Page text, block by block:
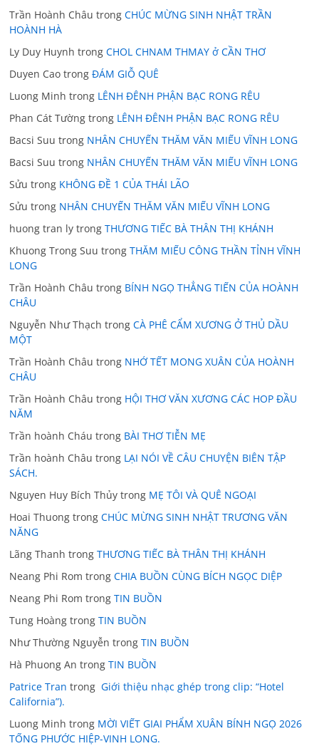
Trần Hoành Châu trongCHÚC MỪNG SINH NHẬT TRẦN
HOÀNH HÀ
Ly Duy Huynh trongCHOL CHNAM THMAY ở CẦN THƠ
Duyen Cao trongĐÁM GIỖ QUÊ
Luong Minh trong LÊNH ĐÊNH PHẬN BẠC RONG RÊU
Phan Cát Tường trong LÊNH ĐÊNH PHẬN BẠC RONG RÊU
Bacsi Suu trong NHÂN CHUYẾN THĂM VĂN MIẾU VĨNH LONG
Bacsi Suu trong NHÂN CHUYẾN THĂM VĂN MIẾU VĨNH LONG
Sửu trong KHÔNG ĐỀ 1 CỦA THÁI LÃO
Sửu trong NHÂN CHUYẾN THĂM VĂN MIẾU VĨNH LONG
huong tran ly trongTHƯƠNG TIẾC BÀ THÂN THỊ KHÁNH
Khuong Trong Suu trongTHĂM MIẾU CÔNG THẦN TỈNH VĨNH
LONG
Trần Hoành Châu trong BÍNH NGỌ THẲNG TIẾN CỦA HOÀNH
CHÂU
Nguyễn Như Thạch trongCÀ PHÊ CẨM XƯƠNG Ở THỦ DẦU
MỘT
Trần Hoành Châu trong NHỚ TẾT MONG XUÂN CỦA HOÀNH
CHÂU
Trần Hoành Châu trong HỘI THƠ VĂN XƯƠNG CÁC HOP ĐẦU
NĂM
Trần hoành Cháu trong BÀI THƠ TIỄN MẸ
Trần hoành Châu trong LẠI NÓI VỀ CÂU CHUYỆN BIÊN TẬP
SÁCH.
Nguyen Huy Bích Thủy trong MẸ TÔI VÀ QUÊ NGOẠI
Hoai Thuong trongCHÚC MỪNG SINH NHẬT TRƯƠNG VĂN
NĂNG
Lãng Thanh trongTHƯƠNG TIẾC BÀ THÂN THỊ KHÁNH
Neang Phi Rom trongCHIA BUỒN CÙNG BÍCH NGỌC DIỆP
Neang Phi Rom trongTIN BUỒN
Tung Hoàng trongTIN BUỒN
Như Thường Nguyễn trongTIN BUỒN
Hà Phuong An trongTIN BUỒN
Patrice Tran trong Giới thiệu nhạc ghép trong clip: “Hotel
California”).
Luong Minh trong MỜI VIẾT GIAI PHẨM XUÂN BÍNH NGỌ 2026
TỐNG PHƯỚC HIỆP-VINH LONG.